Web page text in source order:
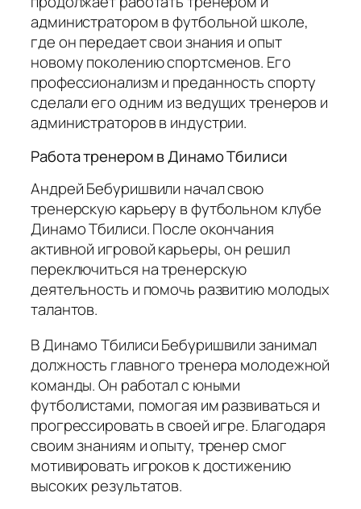
администратором в футбольной школе,
где он передает свои знания и опыт
новому поколению спортсменов. Его
профессионализм и преданность спорту
сделали его одним из ведущих тренеров и
администраторов в индустрии.
Работа тренером в Динамо Тбилиси
Андрей Бебуришвили начал свою
тренерскую карьеру в футбольном клубе
Динамо Тбилиси. После окончания
активной игровой карьеры, он решил
переключиться на тренерскую
деятельность и помочь развитию молодых
талантов.
В Динамо Тбилиси Бебуришвили занимал
должность главного тренера молодежной
команды. Он работал с юными
футболистами, помогая им развиваться и
прогрессировать в своей игре. Благодаря
своим знаниям и опыту, тренер смог
мотивировать игроков к достижению
высоких результатов.